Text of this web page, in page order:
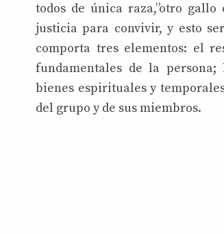
todos de única raza,”otro
justicia para convivir, y esto
comporta tres elementos: el
fundamentales de la
bienes espirituales y
del grupo y de sus miembros.